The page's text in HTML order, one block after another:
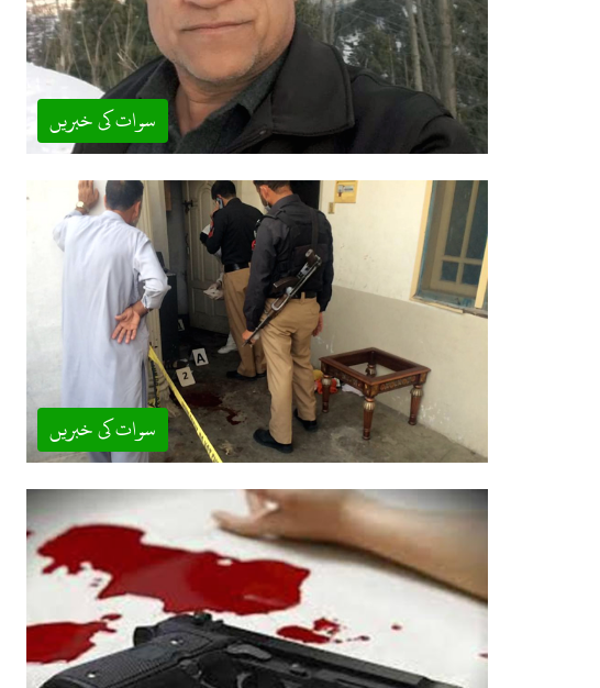
سوات کی خبریں
سوات کی خبریں